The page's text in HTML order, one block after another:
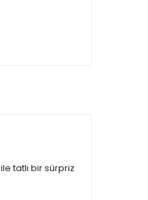
ile tatlı bir sürpriz